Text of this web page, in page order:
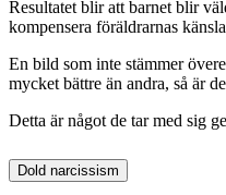
Resultatet blir att barnet blir
kompensera föräldrarnas
En bild som inte stämmer
mycket bättre än andra, så är
Detta är något de tar med sig
Dold narcissism